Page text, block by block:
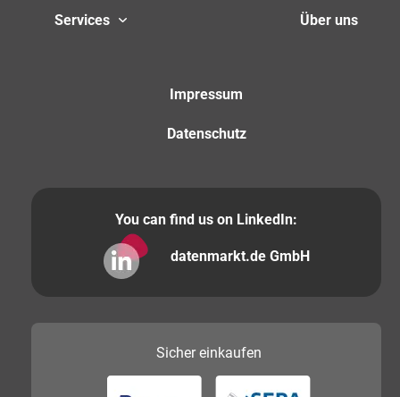
Services Über uns
Impressum
Datenschutz
You can find us on LinkedIn:
datenmarkt.de GmbH
Sichereinkaufen